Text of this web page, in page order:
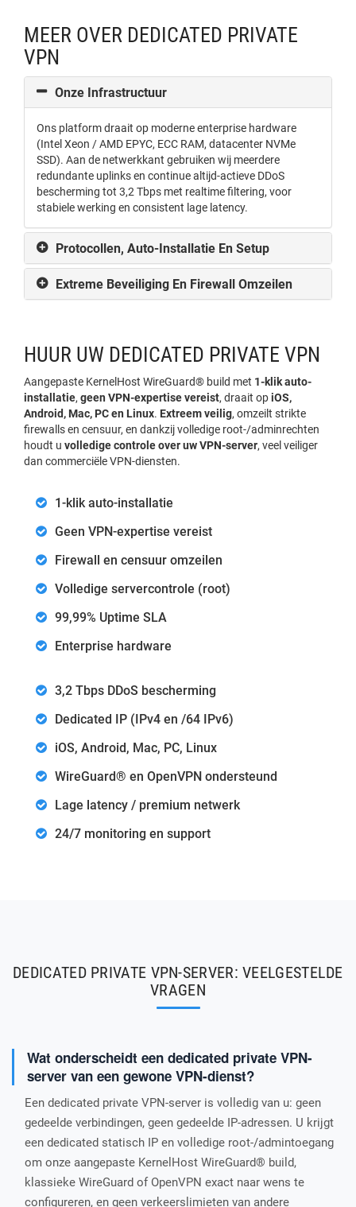
MEER OVER DEDICATED PRIVATE
VPN
Onze Infrastructuur
Ons platform draait op moderne enterprise hardware
(Intel Xeon / AMD EPYC, ECC RAM, datacenter NVMe
SSD). Aan de netwerkkant gebruiken wij meerdere
redundante uplinks en continue altijd-actieve DDoS
bescherming tot 3,2 Tbps met realtime filtering, voor
stabiele werking en consistent lage latency.
Protocollen, Auto-Installatie En Setup
Extreme Beveiliging En Firewall Omzeilen
HUUR UW DEDICATED PRIVATE VPN
Aangepaste KernelHost WireGuard® build met 1-klik auto-
installatie, geen VPN-expertise vereist, draait opiOS,
Android, Mac, PC en Linux. Extreem veilig, omzeilt strikte
firewalls en censuur, en dankzij volledige root-/adminrechten
houdt u volledige controle over uw VPN-server, veel veiliger
dan commerciële VPN-diensten.
1-klik auto-installatie
Geen VPN-expertise vereist
Firewall en censuur omzeilen
Volledige servercontrole (root)
99,99% Uptime SLA
Enterprise hardware
3,2 Tbps DDoS bescherming
Dedicated IP (IPv4 en /64 IPv6)
iOS, Android, Mac, PC, Linux
WireGuard® en OpenVPN ondersteund
Lage latency / premium netwerk
24/7 monitoring en support
DEDICATED PRIVATE VPN-SERVER: VEELGESTELDE
VRAGEN
Wat onderscheidt een dedicated private VPN-
server van een gewone VPN-dienst?
Een dedicated private VPN-server is volledig van u: geen
gedeelde verbindingen, geen gedeelde IP-adressen. U krijgt
een dedicated statisch IP en volledige root-/admintoegang
om onze aangepaste KernelHost WireGuard® build,
klassieke WireGuard of OpenVPN exact naar wens te
configureren, en geen verkeerslimieten van andere